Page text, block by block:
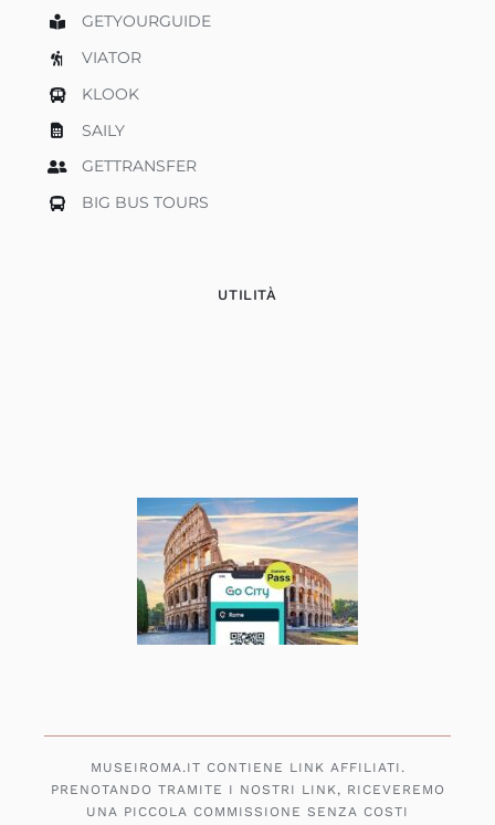
GETYOURGUIDE
VIATOR
KLOOK
SAILY
GETTRANSFER
BIG BUS TOURS
UTILITÀ
MUSEIROMA.IT CONTIENE LINK AFFILIATI.
PRENOTANDO TRAMITE I NOSTRI LINK, RICEVEREMO
UNA PICCOLA COMMISSIONE SENZA COSTI